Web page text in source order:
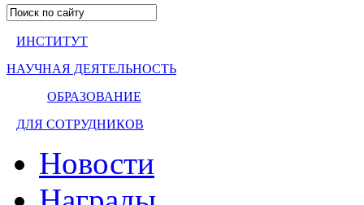
ИНСТИТУТ
НАУЧНАЯ ДЕЯТЕЛЬНОСТЬ
ОБРАЗОВАНИЕ
ДЛЯ СОТРУДНИКОВ
Новости